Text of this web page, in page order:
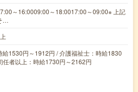
～16:0009:00～18:0017:00～09:00※ 上記
…
給1530円～1912円 / 介護福祉士：時給1830
任者以上：時給1730円～2162円